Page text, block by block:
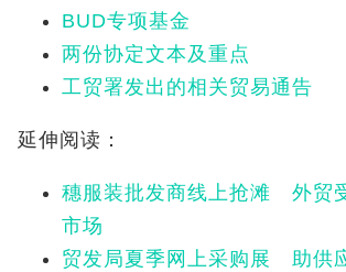
BUD专项基金
两份协定文本及重点
工贸署发出的相关贸易通告
延伸阅读：
穗服装批发商线上抢滩 外贸
市场
贸发局夏季网上采购展 助供